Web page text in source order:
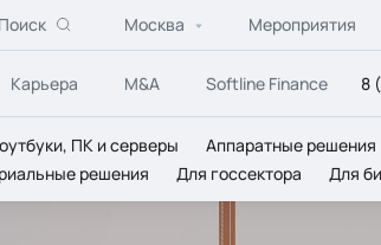
Поиск Москва Мероприятия
Карьера M&A Softline Finance 8
ПК и серверы Аппаратные решения
решения Для госсектора Для